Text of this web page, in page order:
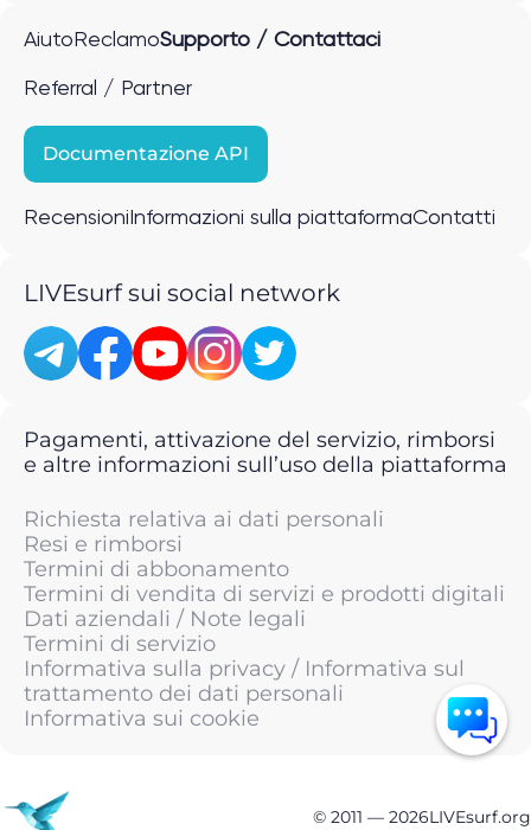
Aiuto ReclamoSupporto / Contattaci
Referral / Partner
Documentazione API
Recensioni Informazioni sulla piattaformaContatti
LIVEsurf sui social network
Pagamenti, attivazione del servizio, rimborsi
e altre informazioni sull’uso della piattaforma
Richiesta relativa ai dati personali
Resi e rimborsi
Termini di abbonamento
Termini di vendita di servizi e prodotti digitali
Dati aziendali / Note legali
Termini di servizio
Informativa sulla privacy / Informativa sul
trattamento dei dati personali
Informativa sui cookie
© 2011 — 2026LIVEsurf.org